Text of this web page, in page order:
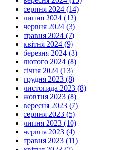
серпня 2024 (14)
липня 2024 (12)
червня 2024 (3)
травня 2024 (7)
квітня 2024 (9)
березня 2024 (8)
лютого 2024 (8)
січня 2024 (13)
грудня 2023 (8)
листопада 2023 (8)
жовтня 2023 (8)
вересня 2023 (7)
серпня 2023 (5)
липня 2023 (10)
червня 2023 (4)
травня 2023 (11)